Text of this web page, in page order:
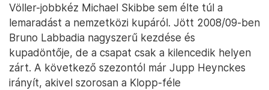
Völler-jobbkéz Michael Skibbe sem élte túl a
lemaradást a nemzetközi kupáról. Jött 2008/09-ben
Bruno Labbadia nagyszerű kezdése és
kupadöntője, de a csapat csak a kilencedik helyen
zárt. A következő szezontól már Jupp Heynckes
irányít, akivel szorosan a Klopp-féle